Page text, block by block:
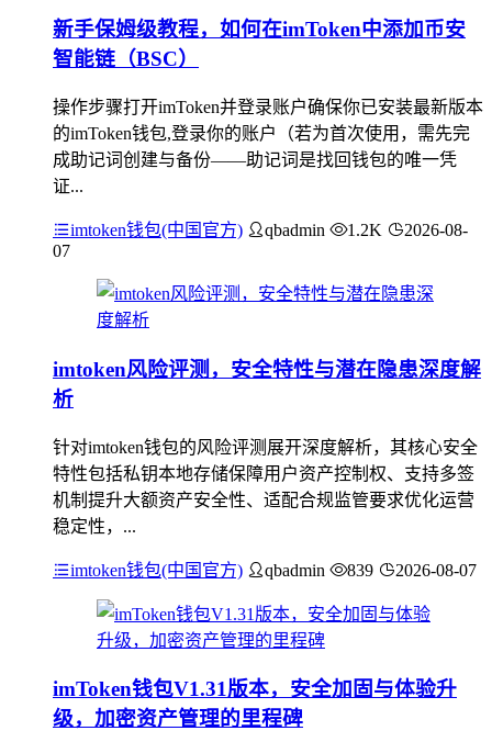
新手保姆级教程，如何在imToken中添加币安
智能链（BSC）
操作步骤打开imToken并登录账户确保你已安装最新版本
的imToken钱包,登录你的账户（若为首次使用，需先完
成助记词创建与备份——助记词是找回钱包的唯一凭
证...
imtoken钱包(中国官方) qbadmin 1.2K
2026-08-
07
imtoken风险评测，安全特性与潜在隐患深度解
析
针对imtoken钱包的风险评测展开深度解析，其核心安全
特性包括私钥本地存储保障用户资产控制权、支持多签
机制提升大额资产安全性、适配合规监管要求优化运营
稳定性，...
imtoken钱包(中国官方) qbadmin 839 2026-08-07
imToken钱包V1.31版本，安全加固与体验升
级，加密资产管理的里程碑